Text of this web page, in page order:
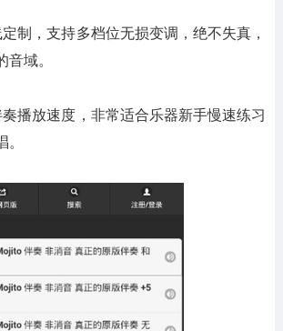
制，支持多档位无损变调，绝不失真，
域。
播放速度，非常适合乐器新手慢速练习